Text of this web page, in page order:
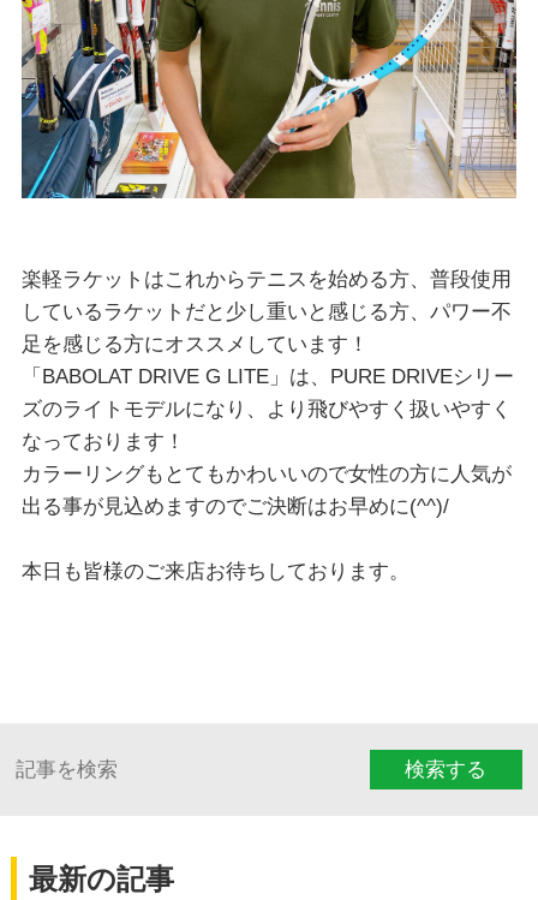
楽軽ラケットはこれからテニスを始める方、普段使用
しているラケットだと少し重いと感じる方、パワー不
足を感じる方にオススメしています！
「BABOLAT DRIVE G LITE」は、PURE DRIVEシリー
ズのライトモデルになり、より飛びやすく扱いやすく
なっております！
カラーリングもとてもかわいいので女性の方に人気が
出る事が見込めますのでご決断はお早めに(^^)/
本日も皆様のご来店お待ちしております。
検索する
最新の記事